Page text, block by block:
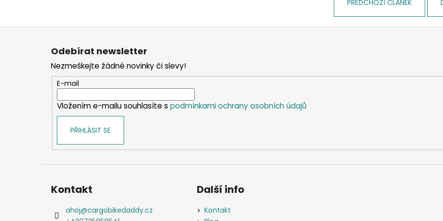
PŘEDCHOZÍ ČLÁNEK
Z
Odebírat newsletter
Nezmeškejte žádné novinky či slevy!
E-mail
Vložením e-mailu souhlasíte s podmínkami ochrany osobních údajů
PŘIHLÁSIT SE
Kontakt
ahoj@cargobikedaddy.cz
Další info
Kontakt